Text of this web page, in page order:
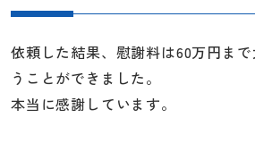
依頼した結果、慰謝料は60万円ま
うことができました。
本当に感謝しています。